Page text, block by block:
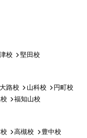
校 堅田校
路校 山科校
円町校
福知山校
高槻校
豊中校